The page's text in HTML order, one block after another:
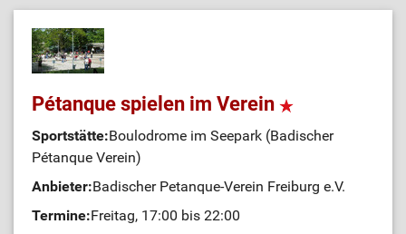
Pétanque spielen im Verein
Sportstätte:Boulodrome im Seepark (Badischer
Pétanque Verein)
Anbieter:Badischer Petanque-Verein Freiburg e.V.
Termine:Freitag, 17:00 bis 22:00